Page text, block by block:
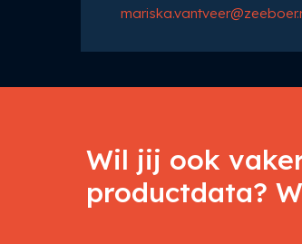
Wil jij ook
productdata?